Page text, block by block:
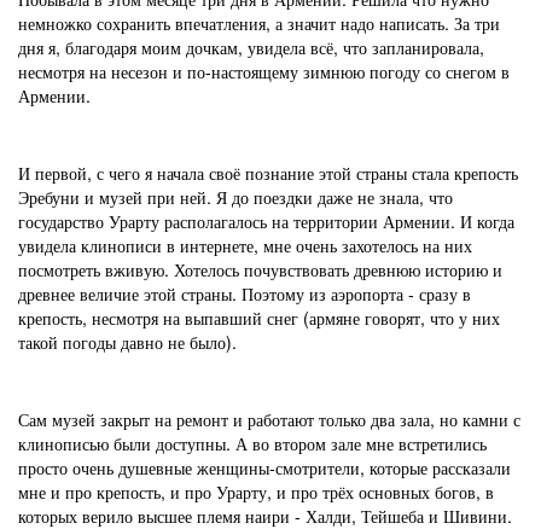
немножко сохранить впечатления, а значит надо написать. За три
дня я, благодаря моим дочкам, увидела всё, что запланировала,
несмотря на несезон и по-настоящему зимнюю погоду со снегом в
Армении.
И первой, с чего я начала своё познание этой страны стала крепость
Эребуни и музей при ней. Я до поездки даже не знала, что
государство Урарту располагалось на территории Армении. И когда
увидела клинописи в интернете, мне очень захотелось на них
посмотреть вживую. Хотелось почувствовать древнюю историю и
древнее величие этой страны. Поэтому из аэропорта - сразу в
крепость, несмотря на выпавший снег (армяне говорят, что у них
такой погоды давно не было).
Сам музей закрыт на ремонт и работают только два зала, но камни с
клинописью были доступны. А во втором зале мне встретились
просто очень душевные женщины-смотрители, которые рассказали
мне и про крепость, и про Урарту, и про трёх основных богов, в
которых верило высшее племя наири - Халди, Тейшеба и Шивини.